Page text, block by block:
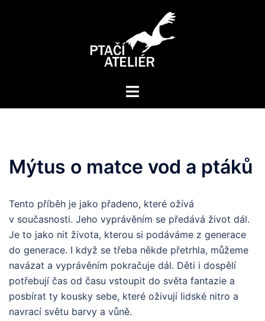
Toggle
Mýtus o matce vod a ptáků
Tento příběh je jako přadeno, které ožívá
v současnosti. Jeho vyprávěním se předává život dál.
Je to jako nit života, kterou si podáváme z generace
do generace. I když se třeba někde přetrhla, můžeme
navázat a vyprávěním pokračuje dál. Děti i dospělí
potřebují čas od času vstoupit do světa fantazie a
posbírat ty kousky sebe, které oživují lidské nitro a
navrací světu barvy a vůně.